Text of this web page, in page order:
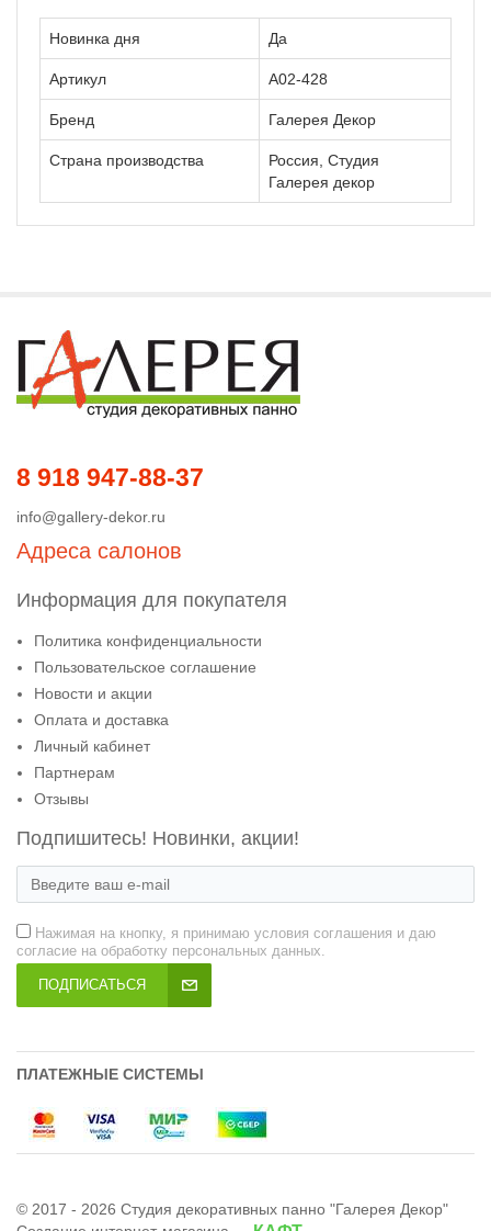
Новинка дня Да
Артикул А02-428
Бренд Галерея Декор
Страна производства
Россия, Студия
Галерея декор
8 918 947-88-37
info@gallery-dekor.ru
Адреса салонов
Информация для покупателя
Политика конфиденциальности
Пользовательское соглашение
Новости и акции
Оплата и доставка
Личный кабинет
Партнерам
Отзывы
Подпишитесь! Новинки, акции!
Нажимая на кнопку, я принимаю условия соглашения и даю
согласие на обработку персональных данных.
ПОДПИСАТЬСЯ
ПЛАТЕЖНЫЕ СИСТЕМЫ
© 2017 - 2026 Студия декоративных панно "Галерея Декор"